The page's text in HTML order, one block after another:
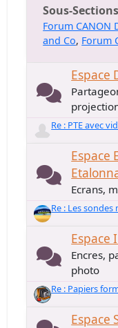
Sous-Sections
Forum CANON
and Co Forum
Espace
Re : PTE avec
Espace
Ecrans,
Re : Les
Espace
Encres,
photo
Re : Papiers
Espace